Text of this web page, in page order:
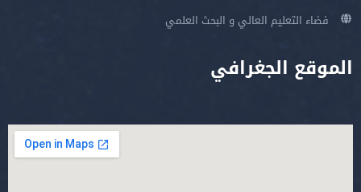
فضاء التعليم العالي و البحث العلمي
الموقع الجغرافي